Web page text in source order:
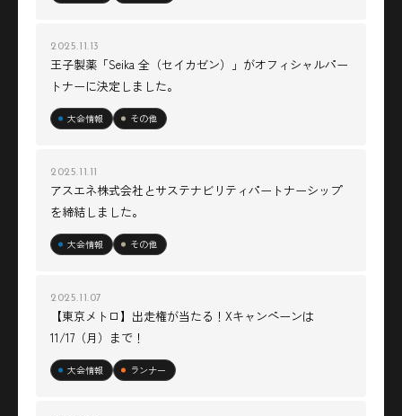
2025.11.13
王子製薬「Seika 全（セイカゼン）」がオフィシャルパー
トナーに決定しました。
大会情報 その他
2025.11.11
アスエネ株式会社とサステナビリティパートナーシップ
を締結しました。
大会情報 その他
2025.11.07
【東京メトロ】出走権が当たる！Xキャンペーンは
11/17（月）まで！
大会情報 ランナー